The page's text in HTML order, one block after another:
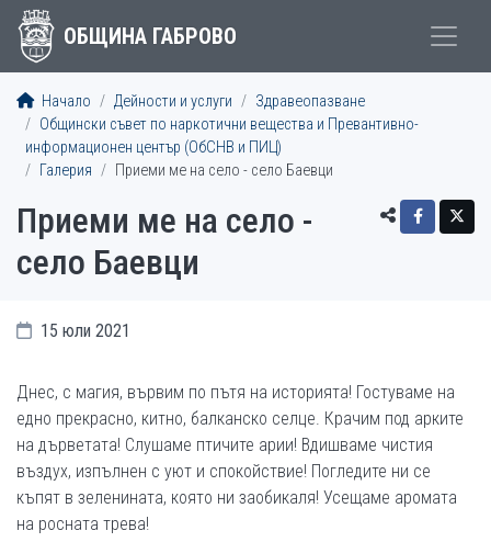
ОБЩИНА ГАБРОВО
Начало Дейности и услуги
Здравеопазване
Общински съвет по наркотични вещества и Превантивно-
информационен център (ОбСНВ и ПИЦ)
Галерия
Приеми ме на село - село Баевци
Приеми ме на село -
село Баевци
15 юли 2021
Днес, с магия, вървим по пътя на историята! Гостуваме на
едно прекрасно, китно, балканско селце. Крачим под арките
на дърветата! Слушаме птичите арии! Вдишваме чистия
въздух, изпълнен с уют и спокойствие! Погледите ни се
къпят в зеленината, която ни заобикаля! Усещаме аромата
на росната трева!